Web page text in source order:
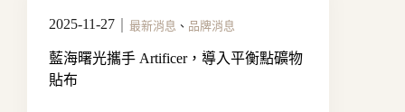
2025-11-27 最新消息 、 品牌消息
藍海曙光攜手 Artificer，導入平衡點礦物
貼布